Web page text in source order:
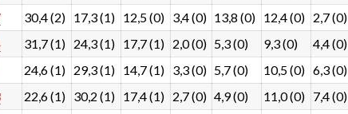
30,4 (2) 17,3 (1) 12,5 (0) 3,4 (0) 13,8 (0) 12,4 (0) 2,7 (0)
31,7 (1) 24,3 (1) 17,7 (1) 2,0 (0) 5,3 (0) 9,3 (0) 4,4 (0)
24,6 (1) 29,3 (1) 14,7 (1) 3,3 (0) 5,7 (0) 10,5 (0) 6,3 (0)
22,6 (1) 30,2 (1) 17,4 (1) 2,7 (0) 4,9 (0) 11,0 (0) 7,4 (0)